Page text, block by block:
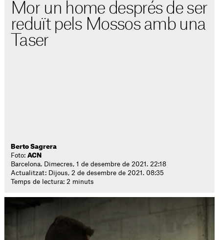
Mor un home després de ser
reduït pels Mossos amb una
Taser
Berto Sagrera
Foto:ACN
Barcelona. Dimecres, 1 de desembre de 2021. 22:18
Actualitzat: Dijous, 2 de desembre de 2021. 08:35
Temps de lectura: 2 minuts